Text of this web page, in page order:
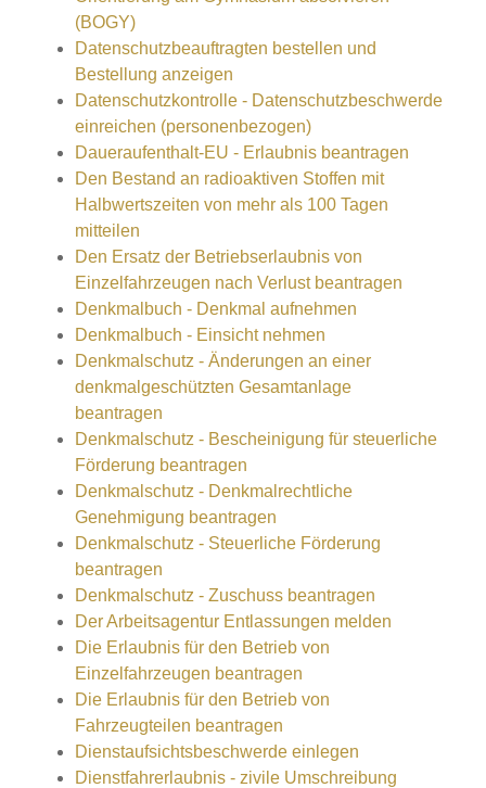
(BOGY)
Datenschutzbeauftragten bestellen und
Bestellung anzeigen
Datenschutzkontrolle - Datenschutzbeschwerde
einreichen (personenbezogen)
Daueraufenthalt-EU - Erlaubnis beantragen
Den Bestand an radioaktiven Stoffen mit
Halbwertszeiten von mehr als 100 Tagen
mitteilen
Den Ersatz der Betriebserlaubnis von
Einzelfahrzeugen nach Verlust beantragen
Denkmalbuch - Denkmal aufnehmen
Denkmalbuch - Einsicht nehmen
Denkmalschutz - Änderungen an einer
denkmalgeschützten Gesamtanlage
beantragen
Denkmalschutz - Bescheinigung für steuerliche
Förderung beantragen
Denkmalschutz - Denkmalrechtliche
Genehmigung beantragen
Denkmalschutz - Steuerliche Förderung
beantragen
Denkmalschutz - Zuschuss beantragen
Der Arbeitsagentur Entlassungen melden
Die Erlaubnis für den Betrieb von
Einzelfahrzeugen beantragen
Die Erlaubnis für den Betrieb von
Fahrzeugteilen beantragen
Dienstaufsichtsbeschwerde einlegen
Dienstfahrerlaubnis - zivile Umschreibung